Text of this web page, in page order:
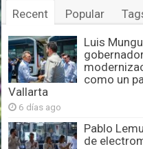
Recent Popular
Luis
como un
Vallarta
6 días ago
Pablo
de